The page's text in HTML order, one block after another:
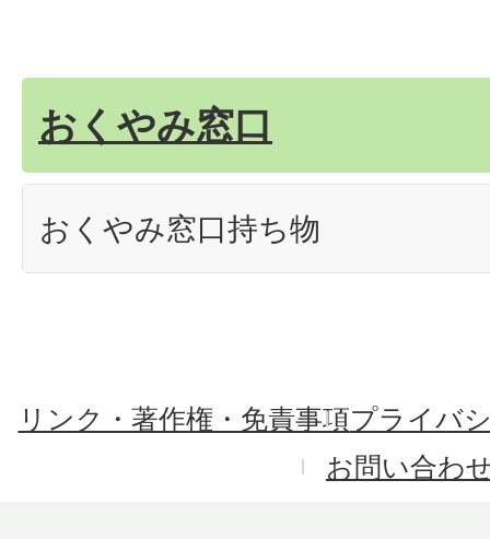
おくやみ窓口
おくやみ窓口持ち物
リンク・著作権・免責事項プライバ
お問い合わ